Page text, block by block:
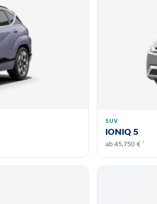
SUV
IONIQ 5
ab 45.750 € 1